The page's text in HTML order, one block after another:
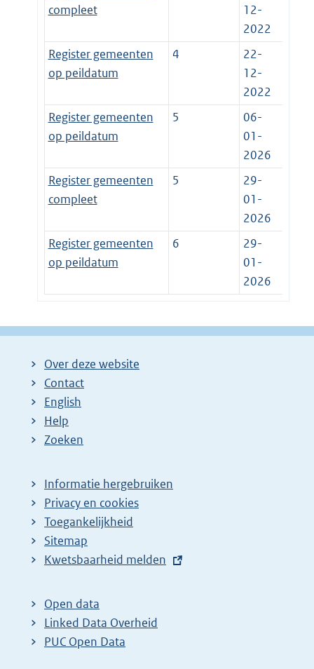
compleet
12-
2022
Register gemeenten
op peildatum
4
22-
12-
2022
Register gemeenten
op peildatum
5
06-
01-
2026
Register gemeenten
compleet
5
29-
01-
2026
Register gemeenten
op peildatum
6
29-
01-
2026
Over deze website
Contact
English
Help
Zoeken
Informatie hergebruiken
Privacy en cookies
Toegankelijkheid
Sitemap
E
t
e
r
Kwetsbaarheid melden
Open data
Linked Data Overheid
PUC Open Data